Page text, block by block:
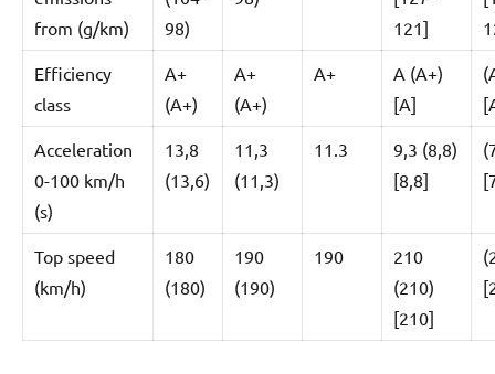
from (g/km)
98)
121]
Efficiency
class
A+
(A+)
A+
(A+)
A+
A (A+)
[A]
Acceleration
0-100 km/h
(s)
13,8
(13,6)
11,3
(11,3)
11.3
9,3 (8,8)
[8,8]
Top speed
(km/h)
180
(180)
190
(190)
190
210
(210)
[210]